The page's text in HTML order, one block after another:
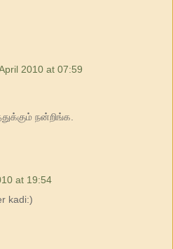
2010 at 07:59
நன்றிங்க.
at 19:54
kadi:)